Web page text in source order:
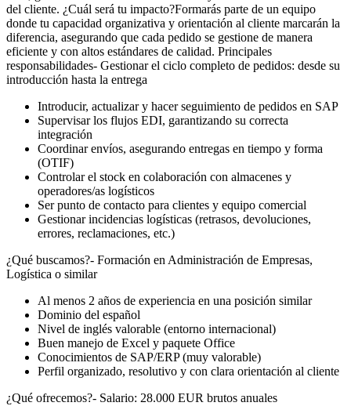
del cliente. ¿Cuál será tu impacto?Formarás parte de un equipo
donde tu capacidad organizativa y orientación al cliente marcarán la
diferencia, asegurando que cada pedido se gestione de manera
eficiente y con altos estándares de calidad. Principales
responsabilidades- Gestionar el ciclo completo de pedidos: desde su
introducción hasta la entrega
Introducir, actualizar y hacer seguimiento de pedidos en SAP
Supervisar los flujos EDI, garantizando su correcta
integración
Coordinar envíos, asegurando entregas en tiempo y forma
(OTIF)
Controlar el stock en colaboración con almacenes y
operadores/as logísticos
Ser punto de contacto para clientes y equipo comercial
Gestionar incidencias logísticas (retrasos, devoluciones,
errores, reclamaciones, etc.)
¿Qué buscamos?- Formación en Administración de Empresas,
Logística o similar
Al menos 2 años de experiencia en una posición similar
Dominio del español
Nivel de inglés valorable (entorno internacional)
Buen manejo de Excel y paquete Office
Conocimientos de SAP/ERP (muy valorable)
Perfil organizado, resolutivo y con clara orientación al cliente
¿Qué ofrecemos?- Salario: 28.000 EUR brutos anuales